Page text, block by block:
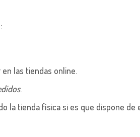
las tiendas online.
.
la tienda física si es que dispone de